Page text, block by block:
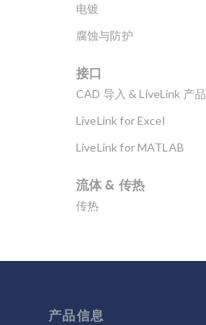
电镀
腐蚀与防护
接口
CAD 导入 & LiveLink 产品
LiveLink for Excel
LiveLink for MATLAB
流体 & 传热
传热
多孔介质流动
流体流动颗粒跟踪
产品信息